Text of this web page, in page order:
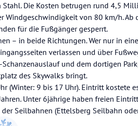
Die Kosten betrugen rund 4,5
Windgeschwindigkeit von 80 km/h. Ab
für die Fußgänger gesperrt.
– in beide Richtungen. Wer nur in
verlassen und über
und dem dortigen
des Skywalks bringt.
(Winter: 9 bis 17 Uhr). Eintritt kostete
Unter 6jährige haben freien
Seilbahnen (Ettelsberg Seilbahn